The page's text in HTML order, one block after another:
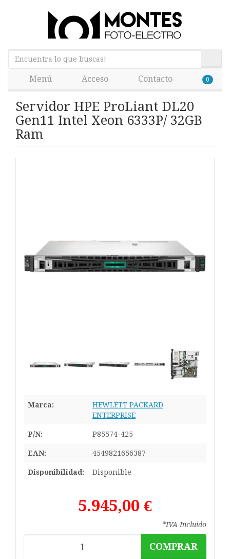
Menú Acceso Contacto 0
Servidor HPE ProLiant DL20
Gen11 Intel Xeon 6333P/ 32GB
Ram
Marca:
HEWLETT PACKARD
ENTERPRISE
P/N: P85574-425
EAN: 4549821656387
Disponibilidad: Disponible
5.945,00 €
*IVA Incluido
COMPRAR